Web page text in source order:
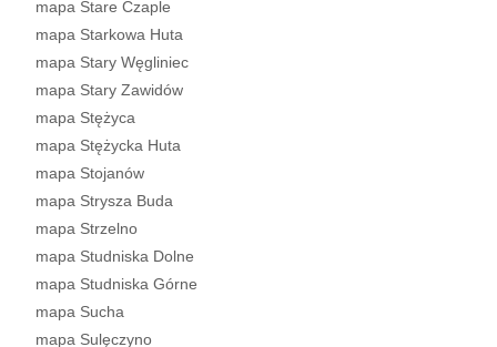
mapa Stare Czaple
mapa Starkowa Huta
mapa Stary Węgliniec
mapa Stary Zawidów
mapa Stężyca
mapa Stężycka Huta
mapa Stojanów
mapa Strysza Buda
mapa Strzelno
mapa Studniska Dolne
mapa Studniska Górne
mapa Sucha
mapa Sulęczyno